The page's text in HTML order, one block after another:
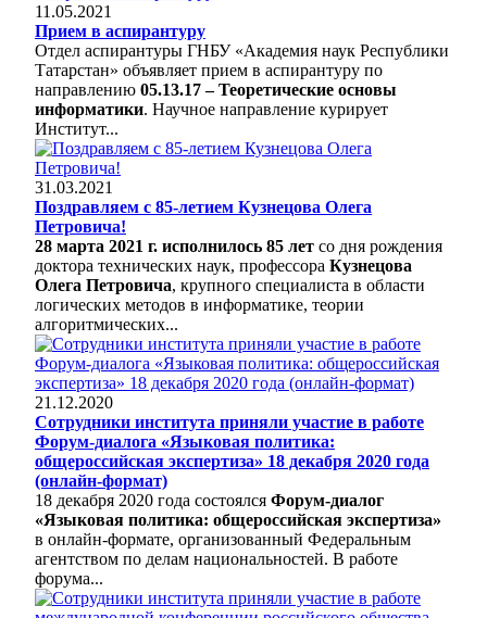
11.05.2021
Прием в аспирантуру
Отдел аспирантуры ГНБУ «Академия наук Республики
Татарстан» объявляет прием в аспирантуру по
направлению 05.13.17 – Теоретические основы
информатики. Научное направление курирует
Институт...
31.03.2021
Поздравляем с 85-летием Кузнецова Олега
Петровича!
28 марта 2021 г. исполнилось 85 лет со дня рождения
доктора технических наук, профессора Кузнецова
Олега Петровича, крупного специалиста в области
логических методов в информатике, теории
алгоритмических...
21.12.2020
Сотрудники института приняли участие в работе
Форум-диалога «Языковая политика:
общероссийская экспертиза» 18 декабря 2020 года
(онлайн-формат)
18 декабря 2020 года состоялся Форум-диалог
«Языковая политика: общероссийская экспертиза»
в онлайн-формате, организованный Федеральным
агентством по делам национальностей. В работе
форума...